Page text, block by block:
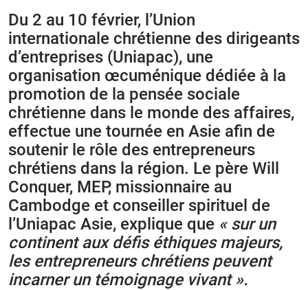
Du 2 au 10 février, l’Union
internationale chrétienne des dirigeants
d’entreprises (Uniapac), une
organisation œcuménique dédiée à la
promotion de la pensée sociale
chrétienne dans le monde des affaires,
effectue une tournée en Asie afin de
soutenir le rôle des entrepreneurs
chrétiens dans la région. Le père Will
Conquer, MEP, missionnaire au
Cambodge et conseiller spirituel de
l’Uniapac Asie, explique que « sur un
continent aux défis éthiques majeurs,
les entrepreneurs chrétiens peuvent
incarner un témoignage vivant ».